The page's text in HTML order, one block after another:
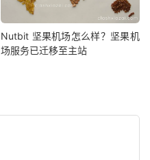
Nutbit 坚果机场怎么样？坚果机
场服务已迁移至主站